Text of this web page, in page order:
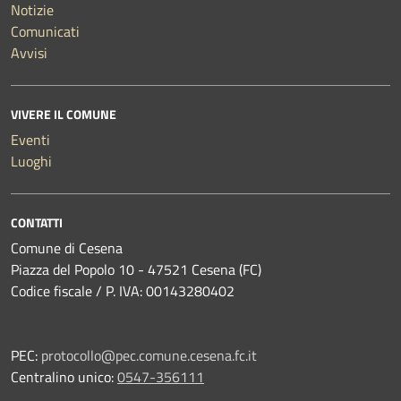
Notizie
Comunicati
Avvisi
VIVERE IL COMUNE
Eventi
Luoghi
CONTATTI
Comune di Cesena
Piazza del Popolo 10 - 47521 Cesena (FC)
Codice fiscale / P. IVA: 00143280402
PEC: protocollo@pec.comune.cesena.fc.it
Centralino unico:0547-356111